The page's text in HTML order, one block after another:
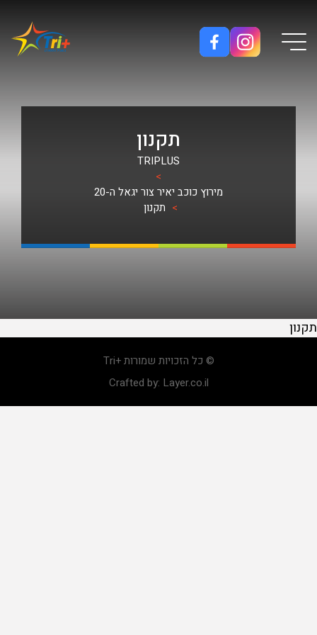
Button used only for devices with a small screen
תקנון
TRIPLUS
>
מירוץ כוכב יאיר צור יגאל ה-20
> תקנון
תקנון
© כל הזכויות שמורות +Tri
Crafted by: Layer.co.il